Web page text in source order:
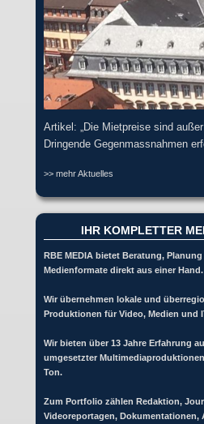
Artikel: „Die Mietpreise sind
Dringende Gegenmassnahmen
>> mehr Aktuelles
IHR KOMPLETTER
RBE MEDIA bietet Beratung,
Medienformate direkt aus einer Hand.
Wir übernehmen lokale und
Produktionen für Video, Medien und
Wir bieten über 13 Jahre Erfahrung
umgesetzter
Ton.
Zum Portfolio zählen Redaktion,
Videoreportagen, Dokumentationen,